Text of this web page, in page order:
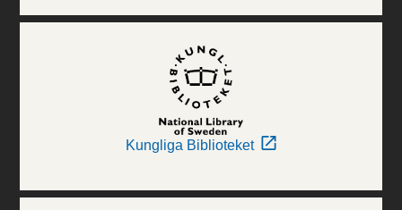
Kungliga Biblioteket